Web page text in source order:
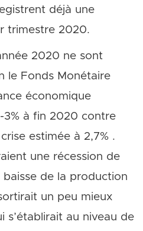
déjà une
trimestre 2020.
2020 ne sont
le Fonds Monétaire
économique
3% à fin 2020 contre
estimée à 2,7% .
une récession de
baisse de la production
un peu mieux
s’établirait au niveau de